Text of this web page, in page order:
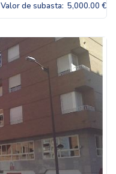
Valor de subasta: 5,000.00 €